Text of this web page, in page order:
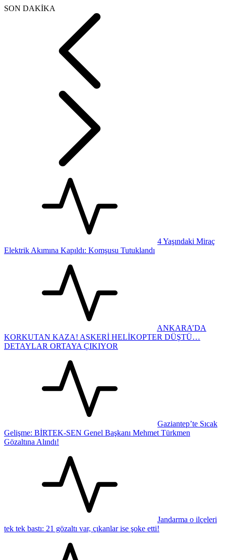
SON DAKİKA
4 Yaşındaki Miraç
Elektrik Akımına Kapıldı: Komşusu Tutuklandı
ANKARA’DA
KORKUTAN KAZA! ASKERİ HELİKOPTER DÜŞTÜ…
DETAYLAR ORTAYA ÇIKIYOR
Gaziantep’te Sıcak
Gelişme: BİRTEK-SEN Genel Başkanı Mehmet Türkmen
Gözaltına Alındı!
Jandarma o ilçeleri
tek tek bastı: 21 gözaltı var, çıkanlar ise şoke etti!